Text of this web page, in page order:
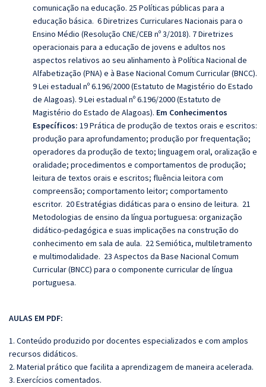
comunicação na educação. 25 Políticas públicas para a
educação básica. 6 Diretrizes Curriculares Nacionais para o
Ensino Médio (Resolução CNE/CEB nº 3/2018). 7 Diretrizes
operacionais para a educação de jovens e adultos nos
aspectos relativos ao seu alinhamento à Política Nacional de
Alfabetização (PNA) e à Base Nacional Comum Curricular (BNCC).
9 Lei estadual nº 6.196/2000 (Estatuto de Magistério do Estado
de Alagoas). 9 Lei estadual nº 6.196/2000 (Estatuto de
Magistério do Estado de Alagoas). Em Conhecimentos
Específicos: 19 Prática de produção de textos orais e escritos:
produção para aprofundamento; produção por frequentação;
operadores da produção de texto; linguagem oral, oralização e
oralidade; procedimentos e comportamentos de produção;
leitura de textos orais e escritos; fluência leitora com
compreensão; comportamento leitor; comportamento
escritor. 20 Estratégias didáticas para o ensino de leitura. 21
Metodologias de ensino da língua portuguesa: organização
didático‐pedagógica e suas implicações na construção do
conhecimento em sala de aula. 22 Semiótica, multiletramento
e multimodalidade. 23 Aspectos da Base Nacional Comum
Curricular (BNCC) para o componente curricular de língua
portuguesa.
AULAS EM PDF:
1. Conteúdo produzido por docentes especializados e com amplos
recursos didáticos.
2. Material prático que facilita a aprendizagem de maneira acelerada.
3. Exercícios comentados.